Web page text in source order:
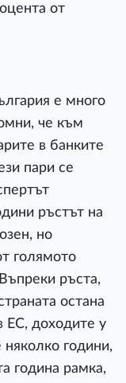
от
е много
че към
в банките
пари се
ръстът на
но
голямото
ръста,
остана
ЕС, доходите у
няколко години,
година рамка,